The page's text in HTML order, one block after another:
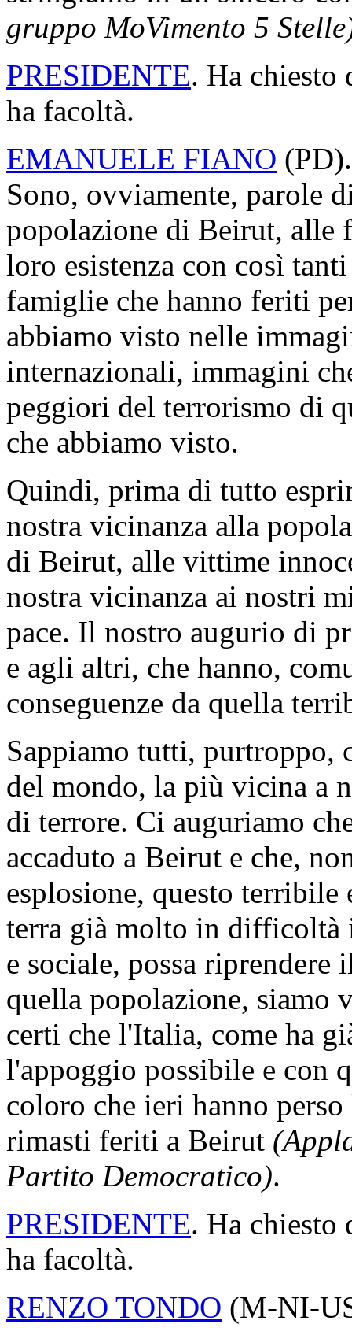
gruppo MoVimento 5
PRESIDENTE. Ha chiesto
ha facoltà.
EMANUELE FIANO (PD
Sono, ovviamente, parole
popolazione di Beirut, alle
loro esistenza con così
famiglie che hanno feriti
abbiamo visto nelle
internazionali, immagini
peggiori del terrorismo di
che abbiamo visto.
Quindi, prima di tutto
nostra vicinanza alla
di Beirut, alle vittime
nostra vicinanza ai nostri
pace. Il nostro augurio di
e agli altri, che hanno,
conseguenze da quella
Sappiamo tutti, purtroppo,
del mondo, la più vicina a
di terrore. Ci auguriamo
accaduto a Beirut e che,
esplosione, questo
terra già molto in difficoltà
e sociale, possa
quella popolazione,
certi che l'Italia, come ha
l'appoggio possibile e con
coloro che ieri hanno
rimasti feriti a Beirut
Partito Democratico).
PRESIDENTE. Ha chiesto
ha facoltà.
RENZO TONDO (M-NI-